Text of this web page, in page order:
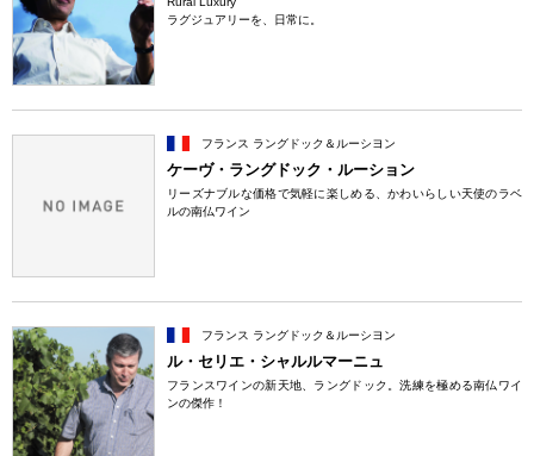
ラグジュアリーを、日常に。
フランス ラングドック＆ルーシヨン
ケーヴ・ラングドック・ルーション
リーズナブルな価格で気軽に楽しめる、かわいらしい天使のラベ
ルの南仏ワイン
フランス ラングドック＆ルーシヨン
ル・セリエ・シャルルマーニュ
フランスワインの新天地、ラングドック。洗練を極める南仏ワイ
ンの傑作！